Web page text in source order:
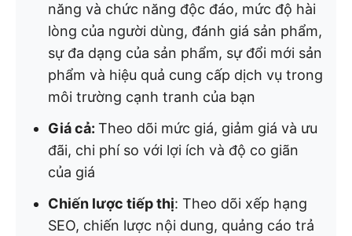
năng và chức năng độc đáo, mức độ hài
lòng của người dùng, đánh giá sản phẩm,
sự đa dạng của sản phẩm, sự đổi mới sản
phẩm và hiệu quả cung cấp dịch vụ trong
môi trường cạnh tranh của bạn
Giá cả: Theo dõi mức giá, giảm giá và ưu
đãi, chi phí so với lợi ích và độ co giãn
của giá
Chiến lược tiếp thị: Theo dõi xếp hạng
SEO, chiến lược nội dung, quảng cáo trả